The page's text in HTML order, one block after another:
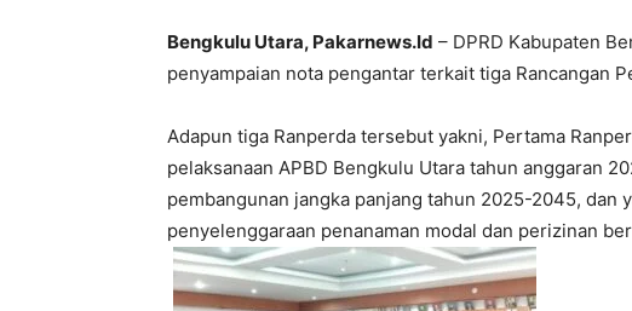
Bengkulu Utara, Pakarnews.Id – DPRD Kabupaten
penyampaian nota pengantar terkait tiga Rancangan
Adapun tiga Ranperda tersebut yakni, Pertama
pelaksanaan APBD Bengkulu Utara tahun anggaran
pembangunan jangka panjang tahun 2025-2045, dan
penyelenggaraan penanaman modal dan perizinan